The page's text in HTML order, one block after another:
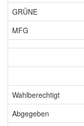
GRÜNE
MFG
Wahlberechtigt
Abgegeben